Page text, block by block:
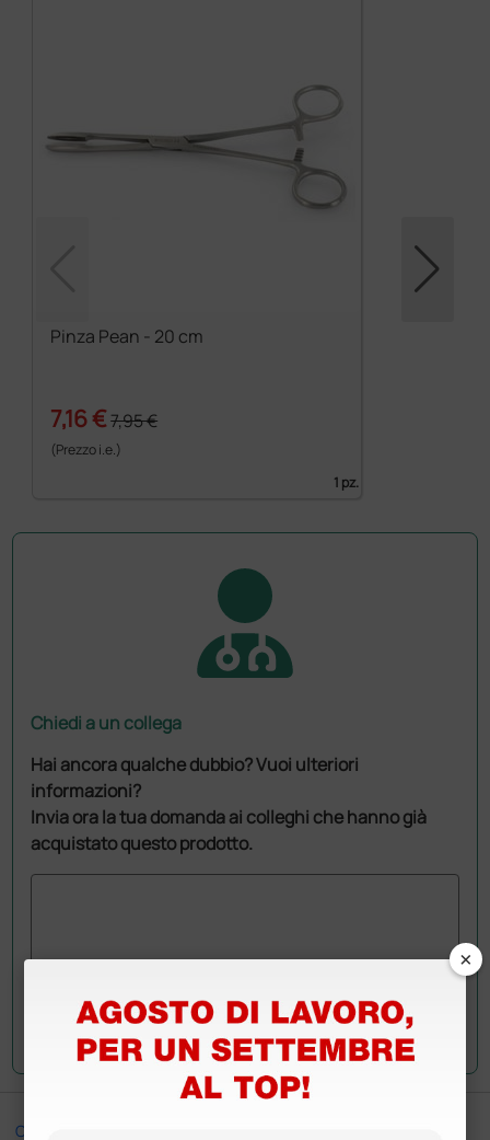
Pinza Pean - 20 cm
7,16 €7,95 €
(Prezzo i.e.)
1 pz.
Chiedi a un collega
Hai ancora qualche dubbio? Vuoi ulteriori
informazioni?
Invia ora la tua domanda ai colleghi che hanno già
acquistato questo prodotto.
Invia la tua domanda
Ottimo
×